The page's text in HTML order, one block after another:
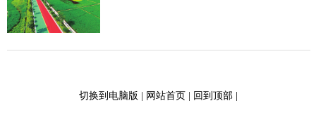
切换到电脑版 | 网站首页| 回到顶部|